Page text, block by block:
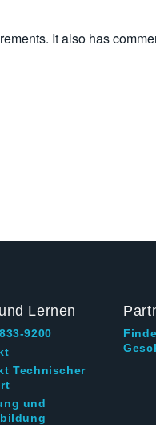
It also has
Lernen
9200
Technischer
und